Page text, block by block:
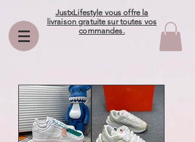
JustxLifestyle vous offre la
livraison gratuite sur toutes vos
commandes.